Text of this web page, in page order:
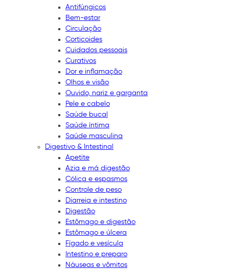
Antifúngicos
Bem-estar
Circulação
Corticoides
Cuidados pessoais
Curativos
Dor e inflamação
Olhos e visão
Ouvido, nariz e garganta
Pele e cabelo
Saúde bucal
Saúde íntima
Saúde masculina
Digestivo & Intestinal
Apetite
Azia e má digestão
Cólica e espasmos
Controle de peso
Diarreia e intestino
Digestão
Estômago e digestão
Estômago e úlcera
Fígado e vesícula
Intestino e preparo
Náuseas e vômitos